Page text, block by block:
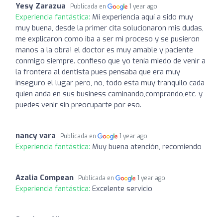
Yesy Zarazua Publicada en 1 year ago
Experiencia fantástica: Mi experiencia aquí a sido muy
muy buena, desde la primer cita solucionaron mis dudas,
me explicaron como iba a ser mi proceso y se pusieron
manos a la obra! el doctor es muy amable y paciente
conmigo siempre. confieso que yo tenía miedo de venir a
la frontera al dentista pues pensaba que era muy
inseguro el lugar pero, no, todo esta muy tranquilo cada
quien anda en sus business caminando,comprando,etc. y
puedes venir sin preocuparte por eso.
nancy vara Publicada en 1 year ago
Experiencia fantástica: Muy buena atención, recomiendo
Azalia Compean Publicada en 1 year ago
Experiencia fantástica: Excelente servicio